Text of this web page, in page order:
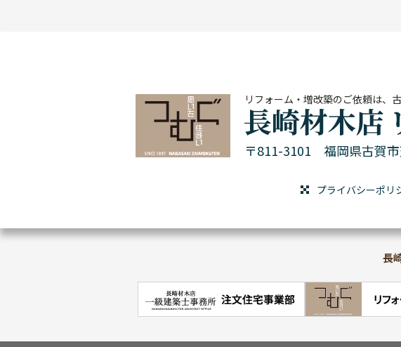
リフォーム・増改築のご依頼は、
〒811-3101 福岡県古賀
プライバシーポリ
長